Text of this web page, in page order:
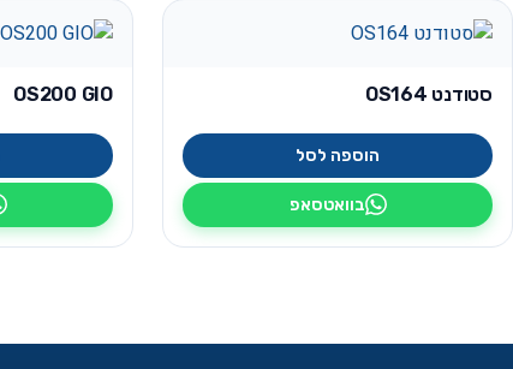
סטודנט OS164
הוספה לסל
בוואטסאפ
OS200 GIO